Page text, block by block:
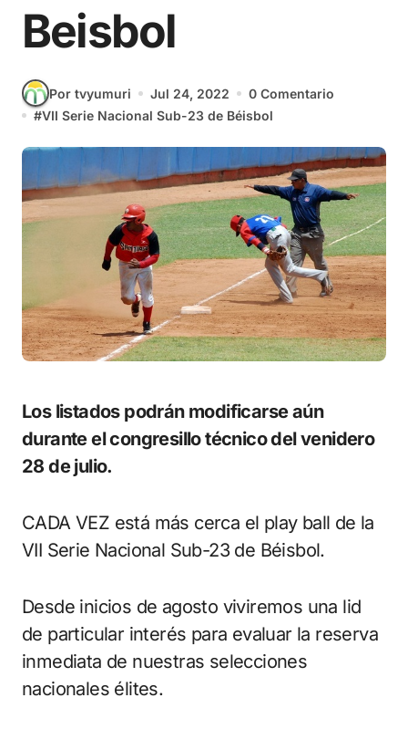
Beisbol
Por tvyumuri Jul 24, 2022
0 Comentario
#VII Serie Nacional Sub-23 de Béisbol
Los listados podrán modificarse aún
durante el congresillo técnico del venidero
28 de julio.
CADA VEZ está más cerca el play ball de la
VII Serie Nacional Sub-23 de Béisbol.
Desde inicios de agosto viviremos una lid
de particular interés para evaluar la reserva
inmediata de nuestras selecciones
nacionales élites.